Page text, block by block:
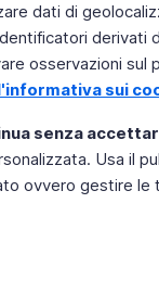
dati di
derivati
osservazioni
sui
senza
Usa il
ovvero gestire le